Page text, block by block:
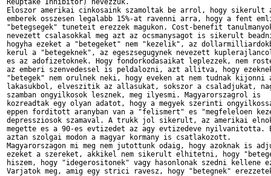
Reuptake Inhibitor) nevezzuk.
Eloszor amerikai cinkosaink szamoltak be arrol, hogy sikerult
emberek osszesen legalabb 15%-at ravenni arra, hogy a fent
"betegsegek" tuneteit erezzek magukon. Cost-benefit
nevezett csalasokkal meg azt az ocsmanysagot is sikerult
hogyha ezeket a "betegeket" nem "kezelik", az
kerul a "betegeknek", az egeszsegugynek nevezett
es az adofizetoknek. Hogy fondorkodasaikat leplezzek, nem
az emberi szenvedessel is peldalozni, azt allitva, hogy
"betegek" nem orulnek neki, hogy eveken at nem tudnak
lakasukbol, elveszitik az allasukat, sokszor a csaladjukat,
szamban ongyilkosok lesznek, meg ilyesmi. Magyarorszagrol is
kozreadtak egy olyan adatot, hogy a megyek szerinti
eppen forditott aranyban van a "felismert" es "megfeleloen
depressziosok szamaval. A trukk jol sikerult, az amerikai
megette es a 90-es evtizedet az agy evtizedeve nyilvanitotta.
aztan szolgai modon a magyar kormany is csatlakozott.
Magyarorszagon mi meg nem jutottunk odaig, hogy azoknak is
ezeket a szereket, akkikel nem sikerult elhitetni, hogy
hiszem, hogy "idegerositonek" vagy hasonlonak szedni kellene
Varjatok meg, amig egy strici ravesz, hogy "betegnek"